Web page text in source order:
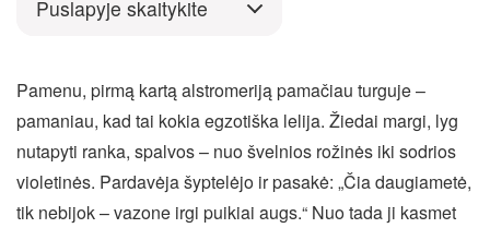
Puslapyje skaitykite
Pamenu, pirmą kartą alstromeriją pamačiau turguje –
pamaniau, kad tai kokia egzotiška lelija. Žiedai margi, lyg
nutapyti ranka, spalvos – nuo švelnios rožinės iki sodrios
violetinės. Pardavėja šyptelėjo ir pasakė: „Čia daugiametė,
tik nebijok – vazone irgi puikiai augs.“ Nuo tada ji kasmet